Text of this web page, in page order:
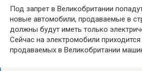
Под запрет в Великобритании
новые автомобили, продаваемые в
должны будут иметь только
Сейчас на электромобили приходится
продаваемых в Великобритании